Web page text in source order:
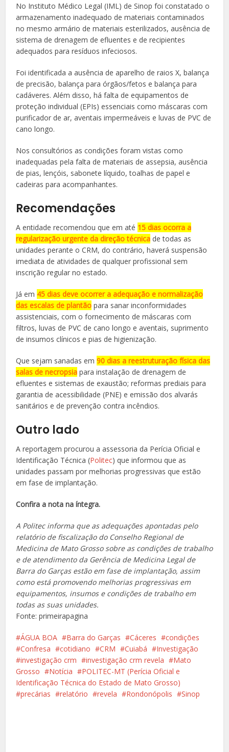
No Instituto Médico Legal (IML) de Sinop foi constatado o
armazenamento inadequado de materiais contaminados
no mesmo armário de materiais esterilizados, ausência de
sistema de drenagem de efluentes e de recipientes
adequados para resíduos infeciosos.
Foi identificada a ausência de aparelho de raios X, balança
de precisão, balança para órgãos/fetos e balança para
cadáveres. Além disso, há falta de equipamentos de
proteção individual (EPIs) essenciais como máscaras com
purificador de ar, aventais impermeáveis e luvas de PVC de
cano longo.
Nos consultórios as condições foram vistas como
inadequadas pela falta de materiais de assepsia, ausência
de pias, lençóis, sabonete líquido, toalhas de papel e
cadeiras para acompanhantes.
Recomendações
A entidade recomendou que em até 15 dias ocorra a
regularização urgente da direção técnica de todas as
unidades perante o CRM, do contrário, haverá suspensão
imediata de atividades de qualquer profissional sem
inscrição regular no estado.
Já em 45 dias deve ocorrer a adequação e normalização
das escalas de plantão para sanar inconformidades
assistenciais, com o fornecimento de máscaras com
filtros, luvas de PVC de cano longo e aventais, suprimento
de insumos clínicos e pias de higienização.
Que sejam sanadas em 90 dias a reestruturação física das
salas de necropsia para instalação de drenagem de
efluentes e sistemas de exaustão; reformas prediais para
garantia de acessibilidade (PNE) e emissão dos alvarás
sanitários e de prevenção contra incêndios.
Outro lado
A reportagem procurou a assessoria da Perícia Oficial e
Identificação Técnica (Politec) que informou que as
unidades passam por melhorias progressivas que estão
em fase de implantação.
Confira a nota na íntegra.
A Politec informa que as adequações apontadas pelo
relatório de fiscalização do Conselho Regional de
Medicina de Mato Grosso sobre as condições de trabalho
e de atendimento da Gerência de Medicina Legal de
Barra do Garças estão em fase de implantação, assim
como está promovendo melhorias progressivas em
equipamentos, insumos e condições de trabalho em
todas as suas unidades.
Fonte: primeirapagina
ÁGUA BOA Barra do Garças Cáceres
condições
Confresa
cotidiano CRM Cuiabá
Investigação
investigação crm
investigação crm revela
Mato
Grosso
Notícia
POLITEC-MT (Perícia Oficial e
Identificação Técnica do Estado de Mato Grosso)
precárias
relatório revela Rondonópolis Sinop